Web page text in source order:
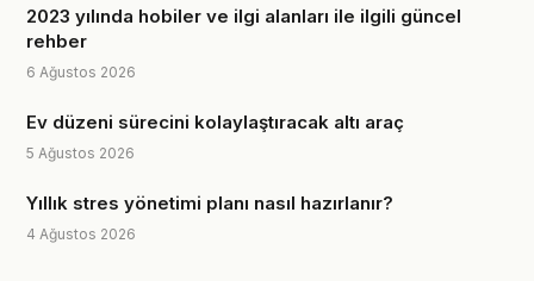
2023 yılında hobiler ve ilgi alanları ile ilgili güncel
rehber
6 Ağustos 2026
Ev düzeni sürecini kolaylaştıracak altı araç
5 Ağustos 2026
Yıllık stres yönetimi planı nasıl hazırlanır?
4 Ağustos 2026